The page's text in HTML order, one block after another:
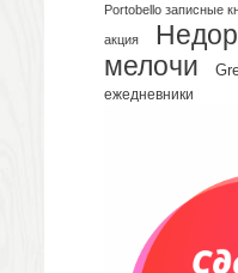
Portobello записные
акция
мелочи
ежедневники